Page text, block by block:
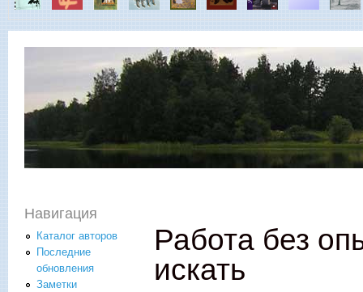
Работа без
искать
Навигация
Каталог авторов
Последние
обновления
Заметки